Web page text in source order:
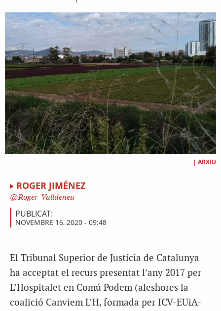
| ARXIU
ROGER JIMÉNEZ
Roger_Valldeneu
PUBLICAT:
NOVEMBRE 16, 2020 - 09:48
El Tribunal Superior de Justícia de Catalunya
ha acceptat el recurs presentat l’any 2017 per
L’Hospitalet en Comú Podem (aleshores la
coalició Canviem L’H, formada per ICV-EUiA-